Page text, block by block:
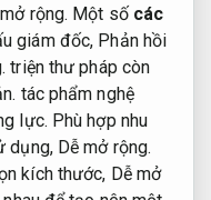
rộng. Một số các
giám đốc, Phản hồi
triện thư pháp còn
tác phẩm nghệ
lực. Phù hợp nhu
dụng, Dễ mở rộng.
kích thước, Dễ mở